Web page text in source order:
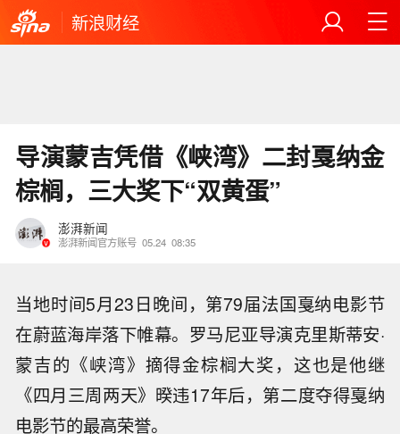
新浪财经
导演蒙吉凭借《峡湾》二封戛纳金
棕榈，三大奖下“双黄蛋”
澎湃新闻
澎湃新闻官方账号 05.24 08:35
当地时间5月23日晚间，第79届法国戛纳电影节
在蔚蓝海岸落下帷幕。罗马尼亚导演克里斯蒂安·
蒙吉的《峡湾》摘得金棕榈大奖，这也是他继
《四月三周两天》暌违17年后，第二度夺得戛纳
电影节的最高荣誉。